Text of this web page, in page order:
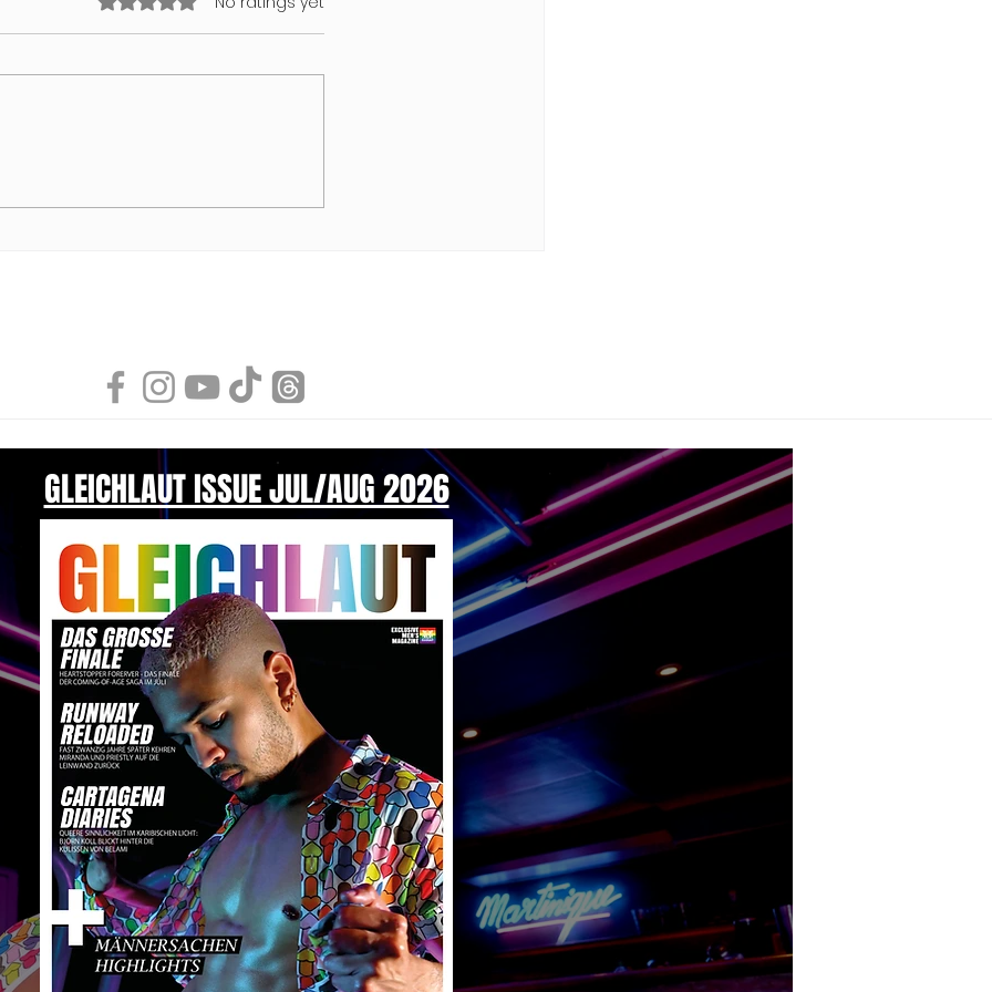
PEAQ
GLEICHLAUT ISSUE JUL/AUG 2026